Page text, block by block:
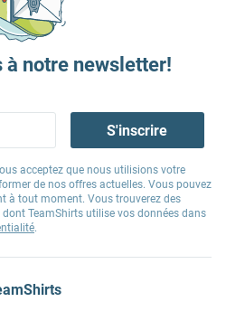
à notre newsletter!
S'inscrire
acceptez que nous utilisions votre
de nos offres actuelles. Vous pouvez
à tout moment. Vous trouverez des
TeamShirts utilise vos données dans
.